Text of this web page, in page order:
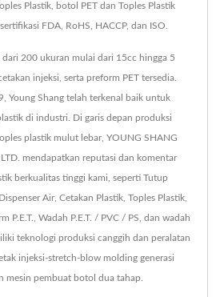
Plastik, botol PET dan Toples Plastik
FDA, RoHS, HACCP, dan ISO.
200 ukuran mulai dari 15cc hingga 5
injeksi, serta preform PET tersedia.
Young Shang telah terkenal baik untuk
di industri. Di garis depan produksi
plastik mulut lebar, YOUNG SHANG
LTD. mendapatkan reputasi dan komentar
berkualitas tinggi kami, seperti Tutup
Air, Cetakan Plastik, Toples Plastik,
P.E.T., Wadah P.E.T. / PVC / PS, dan wadah
teknologi produksi canggih dan peralatan
injeksi-stretch-blow molding generasi
mesin pembuat botol dua tahap.